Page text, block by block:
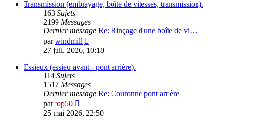
message
Transmission (embrayage, boîte de vitesses, transmission).
163 Sujets
2199 Messages
Dernier message Re: Rinçage d'une boîte de vi…
parwindmill
le
message
27 juil. 2026, 10:18
Essieux (essieu avant - pont arrière).
114 Sujets
1517 Messages
Dernier message Re: Couronne pont arrière
partop50
le
dernier
25 mai 2026, 22:50